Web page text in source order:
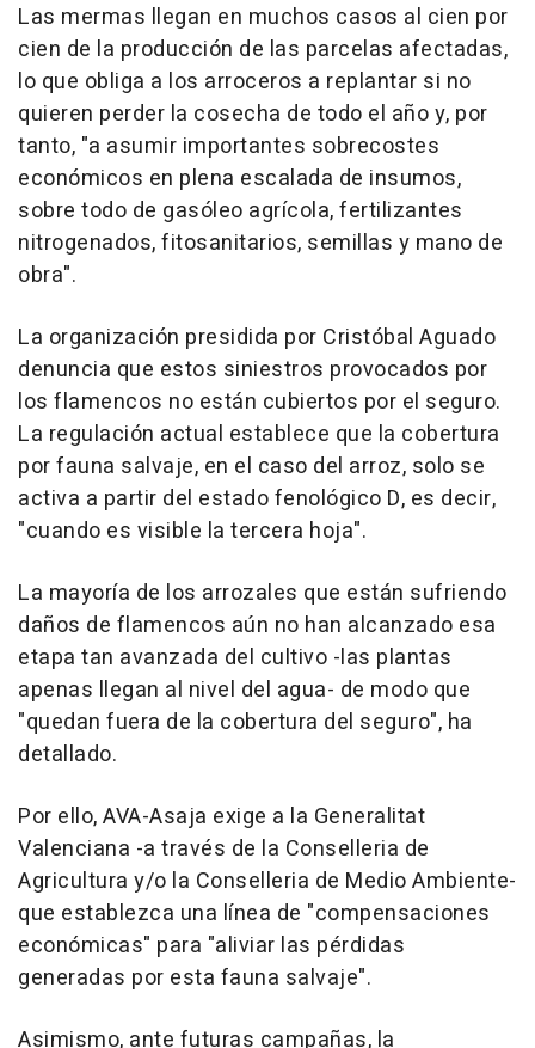
Las mermas llegan en muchos casos al cien por
cien de la producción de las parcelas afectadas,
lo que obliga a los arroceros a replantar si no
quieren perder la cosecha de todo el año y, por
tanto, "a asumir importantes sobrecostes
económicos en plena escalada de insumos,
sobre todo de gasóleo agrícola, fertilizantes
nitrogenados, fitosanitarios, semillas y mano de
obra".
La organización presidida por Cristóbal Aguado
denuncia que estos siniestros provocados por
los flamencos no están cubiertos por el seguro.
La regulación actual establece que la cobertura
por fauna salvaje, en el caso del arroz, solo se
activa a partir del estado fenológico D, es decir,
"cuando es visible la tercera hoja".
La mayoría de los arrozales que están sufriendo
daños de flamencos aún no han alcanzado esa
etapa tan avanzada del cultivo -las plantas
apenas llegan al nivel del agua- de modo que
"quedan fuera de la cobertura del seguro", ha
detallado.
Por ello, AVA-Asaja exige a la Generalitat
Valenciana -a través de la Conselleria de
Agricultura y/o la Conselleria de Medio Ambiente-
que establezca una línea de "compensaciones
económicas" para "aliviar las pérdidas
generadas por esta fauna salvaje".
Asimismo, ante futuras campañas, la